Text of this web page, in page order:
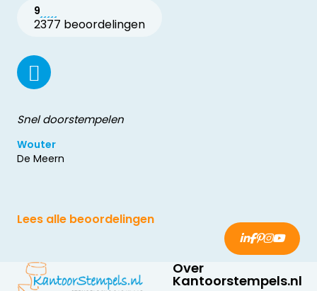
9
2377 beoordelingen
Snel doorstempelen
Wouter
De Meern
Lees alle beoordelingen
Over
Kantoorstempels.nl